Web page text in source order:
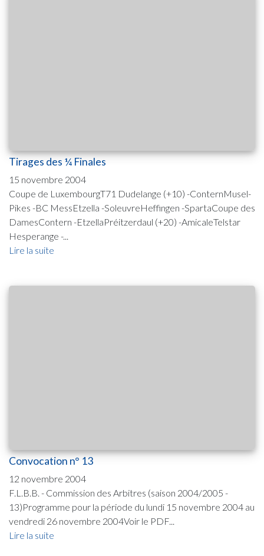
Tirages des ¼ Finales
15 novembre 2004
Coupe de LuxembourgT71 Dudelange (+10) -ConternMusel-
Pikes -BC MessEtzella -SoleuvreHeffingen -SpartaCoupe des
DamesContern -EtzellaPréitzerdaul (+20) -AmicaleTelstar
Hesperange -...
Lire la suite
Convocation n° 13
12 novembre 2004
F.L.B.B. - Commission des Arbitres (saison 2004/2005 -
13)Programme pour la période du lundi 15 novembre 2004 au
vendredi 26 novembre 2004Voir le PDF...
Lire la suite